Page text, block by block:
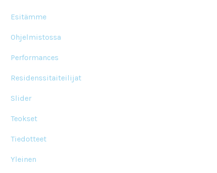
Esitämme
Ohjelmistossa
Performances
Residenssitaiteilijat
Slider
Teokset
Tiedotteet
Yleinen